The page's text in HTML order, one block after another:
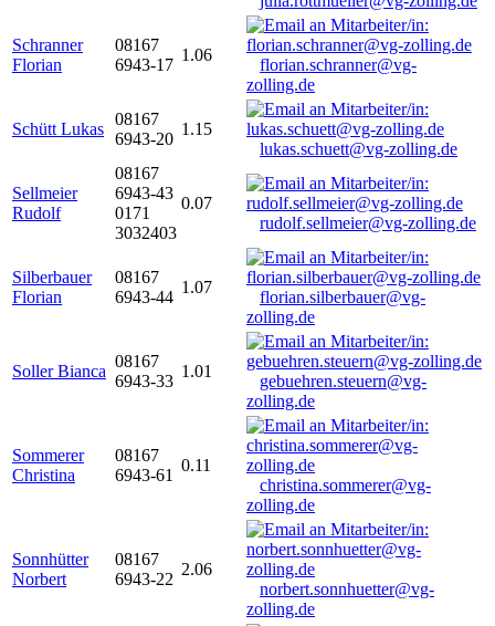
Schranner
Florian
08167
6943-17
1.06
florian.schranner@vg-
zolling.de
Schütt Lukas
08167
6943-20
1.15
lukas.schuett@vg-zolling.de
Sellmeier
Rudolf
08167
6943-43
0171
3032403
0.07
rudolf.sellmeier@vg-zolling.de
Silberbauer
Florian
08167
6943-44
1.07
florian.silberbauer@vg-
zolling.de
Soller Bianca
08167
6943-33
1.01
gebuehren.steuern@vg-
zolling.de
Sommerer
Christina
08167
6943-61
0.11
christina.sommerer@vg-
zolling.de
Sonnhütter
Norbert
08167
6943-22
2.06
norbert.sonnhuetter@vg-
zolling.de